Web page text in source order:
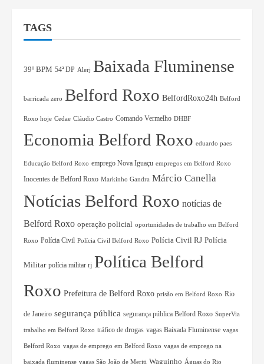
TAGS
39º BPM 54ª DP Alerj Baixada Fluminense
barricada zero Belford Roxo BelfordRoxo24h Belford
Roxo hoje Cedae Cláudio Castro Comando Vermelho DHBF
Economia Belford Roxo eduardo paes
Educação Belford Roxo emprego Nova Iguaçu empregos em Belford Roxo
Inocentes de Belford Roxo Markinho Gandra Márcio Canella
Notícias Belford Roxo notícias de
Belford Roxo operação policial oportunidades de trabalho em Belford
Roxo Polícia Civil Polícia Civil Belford Roxo Polícia Civil RJ Polícia
Militar polícia militar rj Política Belford
Roxo Prefeitura de Belford Roxo prisão em Belford Roxo Rio
de Janeiro segurança pública segurança pública Belford Roxo SuperVia
trabalho em Belford Roxo tráfico de drogas vagas Baixada Fluminense vagas
Belford Roxo vagas de emprego em Belford Roxo vagas de emprego na
baixada fluminense vagas São João de Meriti Waguinho Águas do Rio